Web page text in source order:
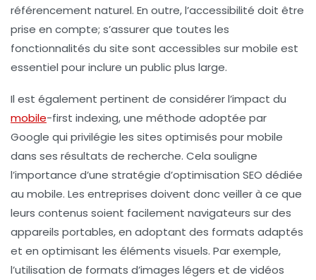
référencement naturel. En outre, l’accessibilité doit être
prise en compte; s’assurer que toutes les
fonctionnalités du site sont accessibles sur mobile est
essentiel pour inclure un public plus large.
Il est également pertinent de considérer l’impact du
mobile-first indexing, une méthode adoptée par
Google qui privilégie les sites optimisés pour mobile
dans ses résultats de recherche. Cela souligne
l’importance d’une stratégie d’optimisation SEO dédiée
au mobile. Les entreprises doivent donc veiller à ce que
leurs contenus soient facilement navigateurs sur des
appareils portables, en adoptant des formats adaptés
et en optimisant les éléments visuels. Par exemple,
l’utilisation de formats d’images légers et de vidéos